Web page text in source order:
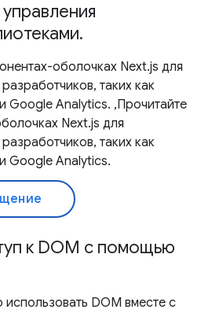
оболочках Next.js для
таких как
Google Analytics. ,Прочитайте
Next.js для
таких как
Google Analytics.
к DOM с помощью
использовать DOM вместе с